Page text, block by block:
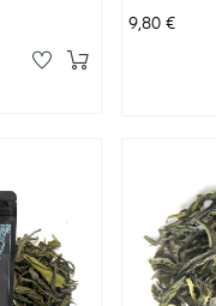
Prix
9,80 €